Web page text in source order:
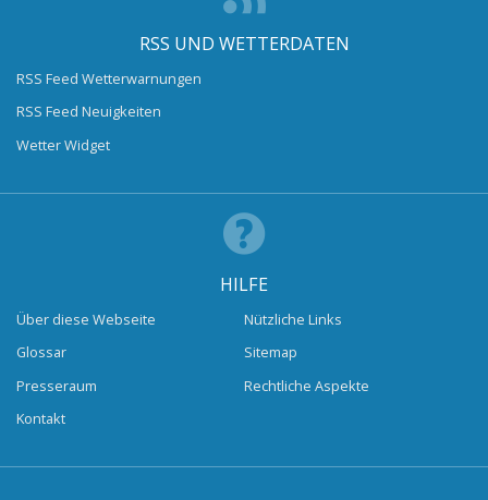
RSS UND WETTERDATEN
RSS Feed Wetterwarnungen
RSS Feed Neuigkeiten
Wetter Widget
HILFE
Über diese Webseite
Glossar
Presseraum
Kontakt
Nützliche Links
Sitemap
Rechtliche Aspekte